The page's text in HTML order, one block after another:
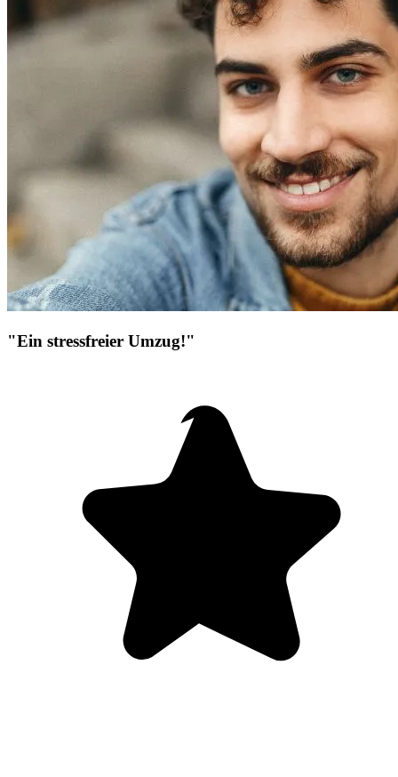
"Ein stressfreier Umzug!"